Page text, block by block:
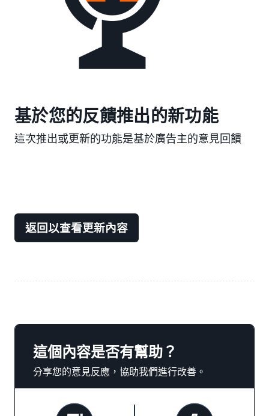
基於您的反饋推出的新功能
這次推出或更新的功能是基於廣告主的意見回饋
返回以查看更新內容
這個內容是否有幫助？
分享您的意見反應，協助我們進行改善。